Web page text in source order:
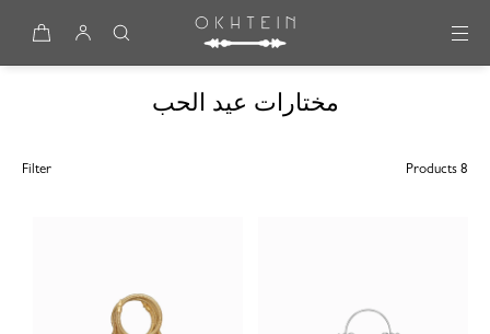
Skip to content
مختارات عيد الحب
8 Products
Filter